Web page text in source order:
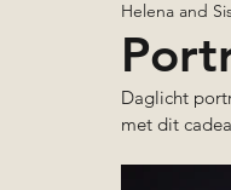
portretten fotoshoot
Helena and
Daglicht
met dit